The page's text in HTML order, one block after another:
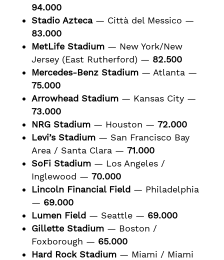
94.000
Stadio Azteca— Città del Messico —
83.000
MetLife Stadium— New York/New
Jersey (East Rutherford) — 82.500
Mercedes-Benz Stadium— Atlanta —
75.000
Arrowhead Stadium— Kansas City —
73.000
NRG Stadium— Houston — 72.000
Levi’s Stadium— San Francisco Bay
Area / Santa Clara — 71.000
SoFi Stadium— Los Angeles /
Inglewood — 70.000
Lincoln Financial Field — Philadelphia
— 69.000
Lumen Field — Seattle — 69.000
Gillette Stadium— Boston /
Foxborough — 65.000
Hard Rock Stadium— Miami / Miami